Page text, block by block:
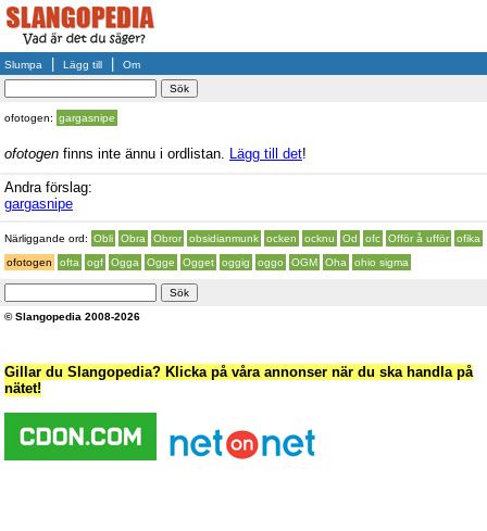
Slumpa Lägg till Om
ofotogen: gargasnipe
ofotogen finns inte ännu i ordlistan. Lägg till det!
Andra förslag:
gargasnipe
Närliggande ord: Obli Obra Obror obsidianmunk ocken ocknu Od ofc Offör å ufför
ofika
ofotogen
ofta ogf Ogga Ogge Ogget oggig oggo OGM Oha ohio sigma
© Slangopedia 2008-2026
Gillar du Slangopedia? Klicka på våra annonser när du ska handla på
nätet!